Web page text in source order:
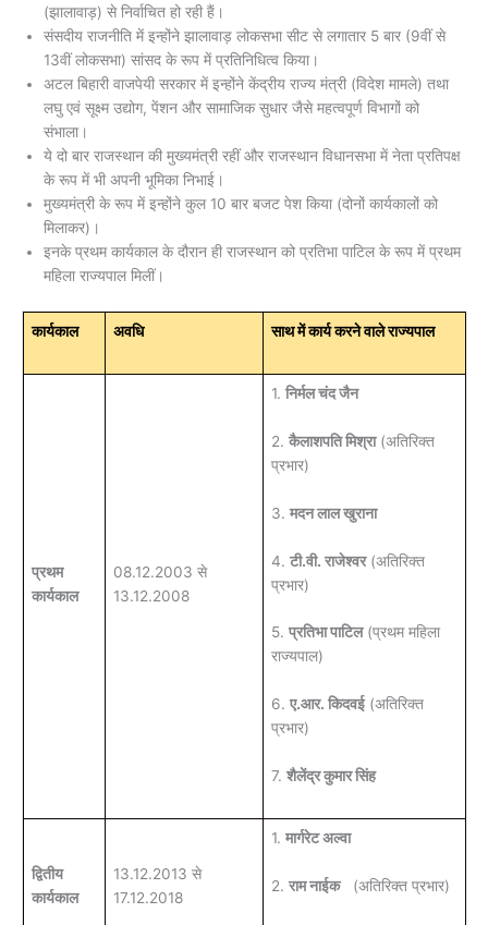
(झालावाड़) से निर्वाचित हो रही हैं।
संसदीय राजनीति में इन्होंने झालावाड़ लोकसभा सीट से लगातार 5 बार (9वीं से
13वीं लोकसभा) सांसद के रूप में प्रतिनिधित्व किया।
अटल बिहारी वाजपेयी सरकार में इन्होंने केंद्रीय राज्य मंत्री (विदेश मामले) तथा
लघु एवं सूक्ष्म उद्योग, पेंशन और सामाजिक सुधार जैसे महत्वपूर्ण विभागों को
संभाला।
ये दो बार राजस्थान की मुख्यमंत्री रहीं और राजस्थान विधानसभा में नेता प्रतिपक्ष
के रूप में भी अपनी भूमिका निभाई।
मुख्यमंत्री के रूप में इन्होंने कुल 10 बार बजट पेश किया (दोनों कार्यकालों को
मिलाकर)।
इनके प्रथम कार्यकाल के दौरान ही राजस्थान को प्रतिभा पाटिल के रूप में प्रथम
महिला राज्यपाल मिलीं।
कार्यकाल अवधि साथ में कार्य करने वाले राज्यपाल
प्रथम
कार्यकाल
08.12.2003 से
13.12.2008
1. निर्मल चंद जैन
2. कैलाशपति मिश्रा(अतिरिक्त
प्रभार)
3. मदन लाल खुराना
4. टी.वी. राजेश्वर(अतिरिक्त
प्रभार)
5. प्रतिभा पाटिल(प्रथम महिला
राज्यपाल)
6. ए.आर. किदवई(अतिरिक्त
प्रभार)
7. शैलेंद्र कुमार सिंह
द्वितीय
कार्यकाल
13.12.2013 से
17.12.2018
1. मार्गरेट अल्वा
2. राम नाईक(अतिरिक्त प्रभार)